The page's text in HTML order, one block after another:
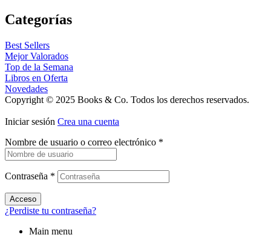
Categorías
Best Sellers
Mejor Valorados
Top de la Semana
Libros en Oferta
Novedades
Copyright © 2025 Books & Co. Todos los derechos reservados.
Iniciar sesión Crea una cuenta
Nombre de usuario o correo electrónico *
Contraseña *
Acceso
¿Perdiste tu contraseña?
Main menu